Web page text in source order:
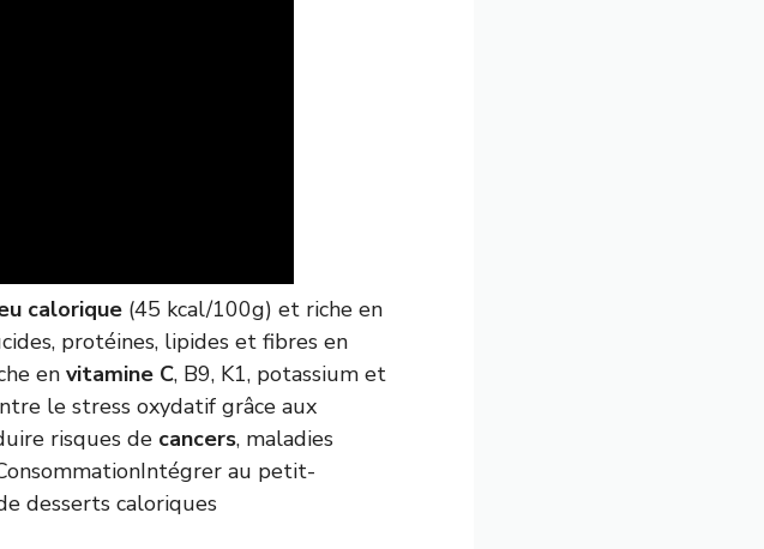
calorique(45 kcal/100g) et riche en
protéines, lipides et fibres en
en vitamine C, B9, K1, potassium et
le stress oxydatif grâce aux
risques de cancers, maladies
au petit-
desserts caloriques